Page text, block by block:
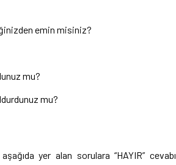
emin misiniz?
mu?
mu?
yer alan sorulara “HAYIR” cevabı